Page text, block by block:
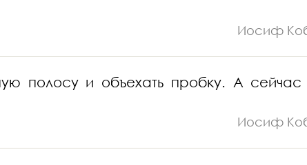
Иосиф
полосу и объехать пробку. А
Иосиф